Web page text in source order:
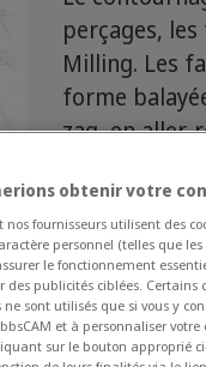
perçages,
Milling. Les
forme
zag, en
Download
obtenir votre
nos fournisseurs utilisent des
personnel (telles que
le fonctionnement
des publicités ciblées.
sont utilisés que si vous y
et à personnaliser votre
sur le bouton approprié